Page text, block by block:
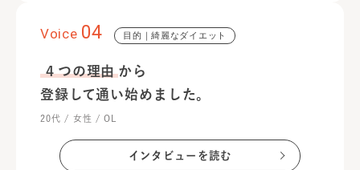
Voice 04 目的｜綺麗なダイエット
４つの理由 から
登録して通い始めました。
20代 / 女性 / OL
インタビューを読む